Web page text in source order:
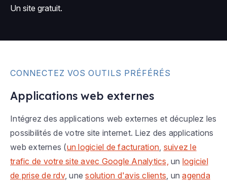
Un site gratuit.
CONNECTEZ VOS OUTILS PRÉFÉRÉS
Applications web externes
Intégrez des applications web externes et décuplez les
possibilités de votre site internet. Liez des applications
web externes (un logiciel de facturation, suivez le
trafic de votre site avec Google Analytics, un logiciel
de prise de rdv, unesolution d'avis clients, unagenda